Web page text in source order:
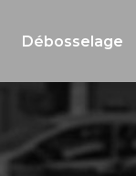
Débosselage